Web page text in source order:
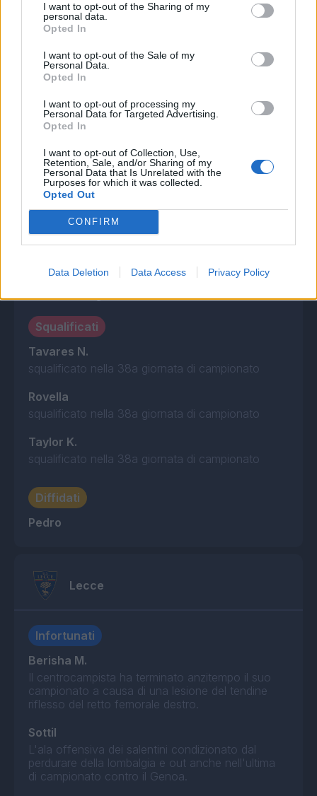
I want to opt-out of the Sharing of my
personal data.
Opted In
I want to opt-out of the Sale of my
Personal Data.
Opted In
I want to opt-out of processing my
Personal Data for Targeted Advertising.
Opted In
I want to opt-out of Collection, Use,
Retention, Sale, and/or Sharing of my
Personal Data that Is Unrelated with the
Purposes for which it was collected.
Opted Out
CONFIRM
Data Deletion Data Access Privacy Policy
Provedel
Il portiere vittima di una lesione del legamento
gleno-omerale. Operato, stop di circa quattro
mesi e stagione finita anzitempo.
Il centrocampista sarà assente anche nell'ultima
giornata di A per un problema muscolare alla
Zaccagni
Il 10 biancoceleste uscito acciaccato dalla finale
di Coppa Italia del 13 maggio per una distrazione
al quadricipite destro e forfait anche nella
prossima gara di campionato contro il Pisa.
Il portiere nella rifinitura di sabato scorso
prederby ha lamentato un fastidio muscolare ai
flessori della gamba. Forfait anche contro il Pisa.
Squalificati
Tavares N.
squalificato nella 38a giornata di campionato
Rovella
squalificato nella 38a giornata di campionato
Taylor K.
squalificato nella 38a giornata di campionato
Diffidati
Pedro
Lecce
Infortunati
Berisha M.
Il centrocampista ha terminato anzitempo il suo
campionato a causa di una lesione del tendine
riflesso del retto femorale destro.
Sottil
L'ala offensiva dei salentini condizionato dal
perdurare della lombalgia e out anche nell'ultima
di campionato contro il Genoa.